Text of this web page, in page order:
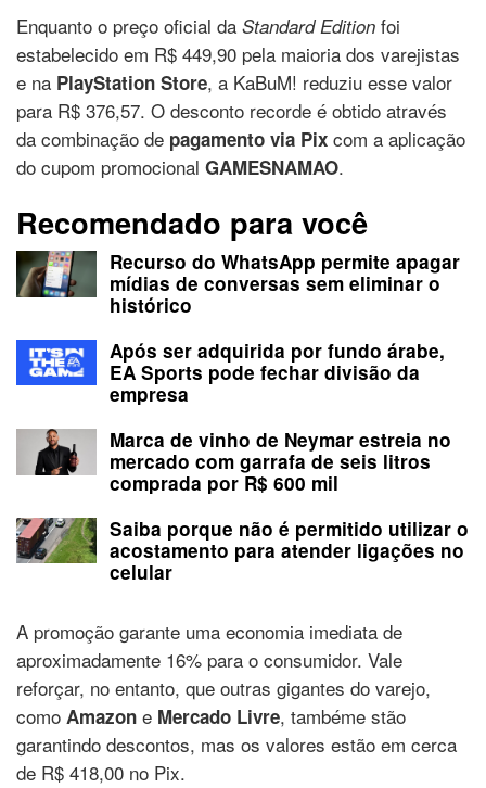
Enquanto o preço oficial da Standard Edition foi
estabelecido em R$ 449,90 pela maioria dos varejistas
e na PlayStation Store, a KaBuM! reduziu esse valor
para R$ 376,57. O desconto recorde é obtido através
da combinação de pagamento via Pix com a aplicação
do cupom promocional GAMESNAMAO.
Recomendado para você
Recurso do WhatsApp permite apagar
mídias de conversas sem eliminar o
histórico
Após ser adquirida por fundo árabe,
EA Sports pode fechar divisão da
empresa
Marca de vinho de Neymar estreia no
mercado com garrafa de seis litros
comprada por R$ 600 mil
Saiba porque não é permitido utilizar o
acostamento para atender ligações no
celular
A promoção garante uma economia imediata de
aproximadamente 16% para o consumidor. Vale
reforçar, no entanto, que outras gigantes do varejo,
como Amazon e Mercado Livre, tambéme stão
garantindo descontos, mas os valores estão em cerca
de R$ 418,00 no Pix.